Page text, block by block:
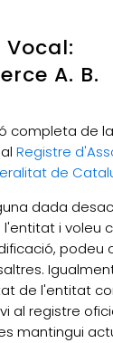
Vocal:
A. B.
completa de
Registre
de
dada
i voleu
podeu
de l'entitat
al registre
mantingui